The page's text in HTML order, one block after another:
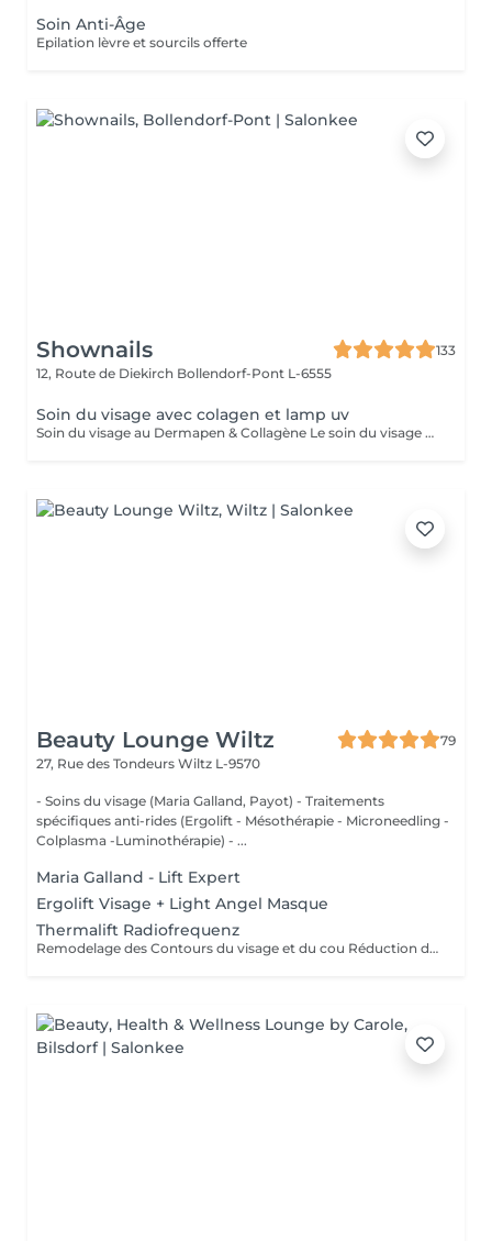
Soin Anti-Âge
Epilation lèvre et sourcils offerte
Shownails
133
12, Route de Diekirch Bollendorf-Pont L-6555
Soin du visage avec colagen et lamp uv
Soin du visage au Dermapen & Collagène Le soin du visage au Dermapen associé au collagène est un traitement innovant qui stimule le renouvellement cellulaire ainsi que la production naturelle de collagène et d'élastine. Grâce au micro-aiguillage, les principes actifs pénètrent plus efficacement dans la peau, pour des résultats visibles et durables. Les bienfaits du traitement : Réduit les rides et les ridules. Améliore la fermeté et l'élasticité de la peau. Atténue les cicatrices d'acné et les imperfections. Resserre les pores dilatés. Unifie le teint et redonne de l'éclat. Hydrate intensément grâce au collagène. Laisse la peau plus lisse, plus souple et visiblement rajeunie. En fin de soin, une séance de luminothérapie par lumière UV est réalisée afin de compléter le traitement et d'optimiser les résultats.
Beauty Lounge Wiltz
79
27, Rue des Tondeurs Wiltz L-9570
- Soins du visage (Maria Galland, Payot) - Traitements
spécifiques anti-rides (Ergolift - Mésothérapie - Microneedling -
Colplasma -Luminothérapie) - ...
Maria Galland - Lift Expert
Ergolift Visage + Light Angel Masque
Thermalift Radiofrequenz
Remodelage des Contours du visage et du cou Réduction des rides Raffermissement de la peau Diminution du double menton